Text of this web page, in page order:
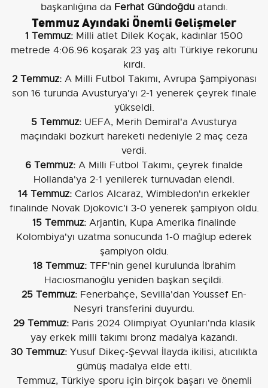
başkanlığına da Ferhat Gündoğduatandı.
Temmuz Ayındaki Önemli Gelişmeler
1 Temmuz: Milli atlet Dilek Koçak, kadınlar 1500
metrede 4:06.96 koşarak 23 yaş altı Türkiye rekorunu
kırdı.
2 Temmuz:A Milli Futbol Takımı, Avrupa Şampiyonası
son 16 turunda Avusturya'yı 2-1 yenerek çeyrek finale
yükseldi.
5 Temmuz: UEFA, Merih Demiral'a Avusturya
maçındaki bozkurt hareketi nedeniyle 2 maç ceza
verdi.
6 Temmuz: A Milli Futbol Takımı, çeyrek finalde
Hollanda'ya 2-1 yenilerek turnuvadan elendi.
14 Temmuz: Carlos Alcaraz, Wimbledon'ın erkekler
finalinde Novak Djokovic'i 3-0 yenerek şampiyon oldu.
15 Temmuz:Arjantin, Kupa Amerika finalinde
Kolombiya'yı uzatma sonucunda 1-0 mağlup ederek
şampiyon oldu.
18 Temmuz:TFF'nin genel kurulunda İbrahim
Hacıosmanoğlu yeniden başkan seçildi.
25 Temmuz: Fenerbahçe, Sevilla'dan Youssef En-
Nesyri transferini duyurdu.
29 Temmuz:Paris 2024 Olimpiyat Oyunları'nda klasik
yay erkek milli takımı bronz madalya kazandı.
30 Temmuz: Yusuf Dikeç-Şevval İlayda ikilisi, atıcılıkta
gümüş madalya elde etti.
Temmuz, Türkiye sporu için birçok başarı ve önemli